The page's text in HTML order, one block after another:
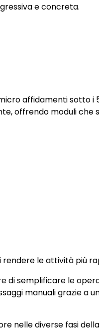
e concreta.
affidamenti sotto i
offrendo moduli che
le attività più
di semplificare le
manuali grazie a
nelle diverse fasi